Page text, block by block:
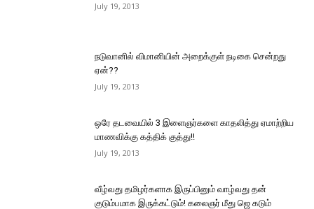
July 19, 2013
நடுவானில் விமானியின் அறைக்குள் நடிகை சென்றது
ஏன்??
July 19, 2013
ஒரே தடவையில் 3 இளைஞர்களை காதலித்து ஏமாற்றிய
மாணவிக்கு கத்திக் குத்து!!
July 19, 2013
வீழ்வது தமிழர்களாக இருப்பினும் வாழ்வது தன்
குடும்பமாக இருக்கட்டும்! கலைஞர் மீது ஜெ கடும்